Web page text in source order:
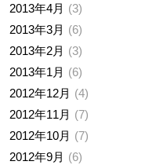
2013年4月
3
2013年3月
6
2013年2月
3
2013年1月
6
2012年12月
4
2012年11月
7
2012年10月
7
2012年9月
6